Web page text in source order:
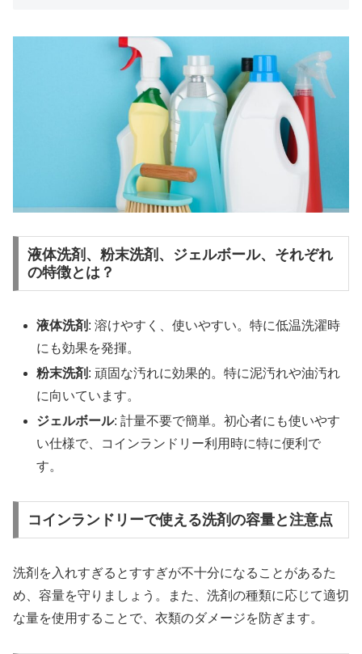
液体洗剤、粉末洗剤、ジェルボール、それぞれ
の特徴とは？
液体洗剤 : 溶けやすく、使いやすい。特に低温洗濯時
にも効果を発揮。
粉末洗剤 : 頑固な汚れに効果的。特に泥汚れや油汚れ
に向いています。
ジェルボール: 計量不要で簡単。初心者にも使いやす
い仕様で、コインランドリー利用時に特に便利で
す。
コインランドリーで使える洗剤の容量と注意点
洗剤を入れすぎるとすすぎが不十分になることがあるた
め、容量を守りましょう。また、洗剤の種類に応じて適切
な量を使用することで、衣類のダメージを防ぎます。